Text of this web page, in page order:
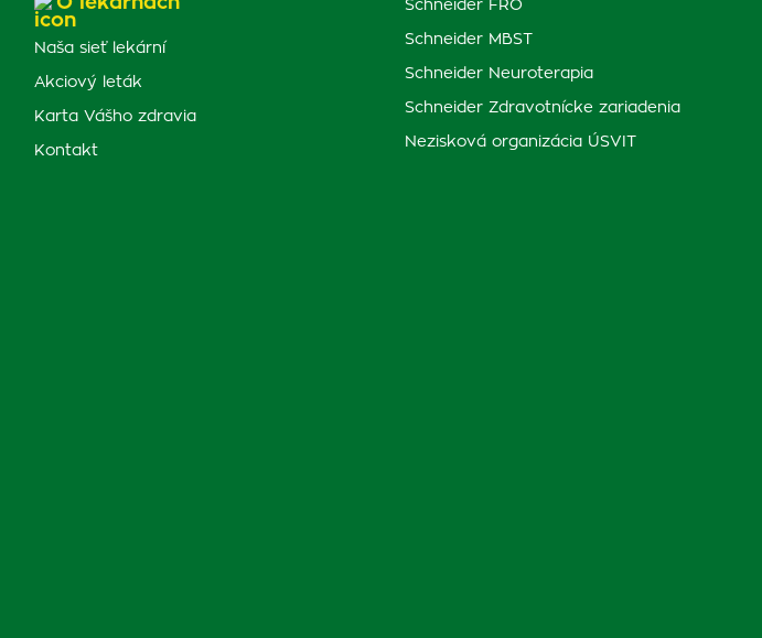
Naša sieť lekární
Akciový leták
Karta Vášho zdravia
Kontakt
Schneider FRO
Schneider MBST
Schneider Neuroterapia
Schneider Zdravotnícke zariadenia
Nezisková organizácia ÚSVIT